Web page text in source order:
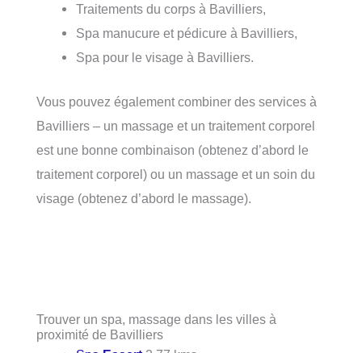
Traitements du corps à Bavilliers,
Spa manucure et pédicure à Bavilliers,
Spa pour le visage à Bavilliers.
Vous pouvez également combiner des services à
Bavilliers – un massage et un traitement corporel
est une bonne combinaison (obtenez d’abord le
traitement corporel) ou un massage et un soin du
visage (obtenez d’abord le massage).
Trouver un spa, massage dans les villes à
proximité de Bavilliers